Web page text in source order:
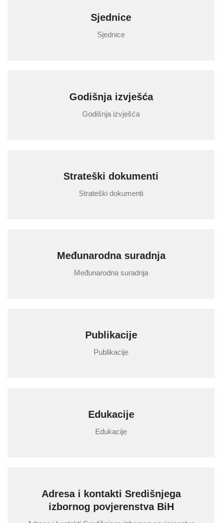
Sjednice
Sjednice
Godišnja izvješća
Godišnja izvješća
Strateški dokumenti
Strateški dokumenti
Međunarodna suradnja
Međunarodna suradnja
Publikacije
Publikacije
Edukacije
Edukacije
Adresa i kontakti Središnjega
izbornog povjerenstva BiH